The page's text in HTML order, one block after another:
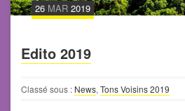
26 MAR 2019
Edito 2019
Classé sous : News, Tons Voisins 2019